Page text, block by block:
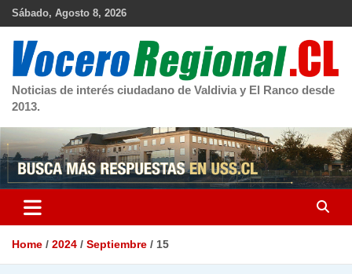
Skip
Sábado, Agosto 8, 2026
Noticias de interés ciudadano de Valdivia y El Ranco desde
2013.
Home 2024 Septiembre 15